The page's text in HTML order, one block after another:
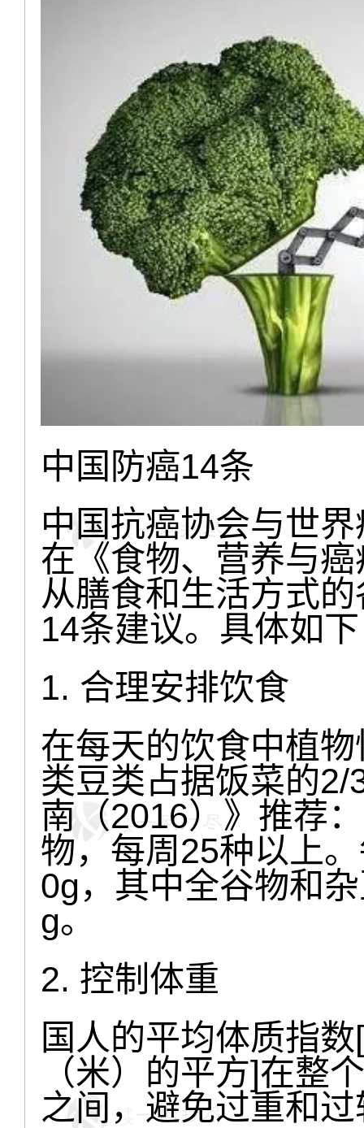
中国防癌14条
中国抗癌协会与世
在《食物、营养与
从膳食和生活方式
14条建议。具体如
1. 合理安排饮食
在每天的饮食中植
类豆类占据饭菜的
南（2016）》推荐
物，每周25种以上
0g，其中全谷物和
g。
2. 控制体重
国人的平均体质指
（米）的平方]在整
之间，避免过重和